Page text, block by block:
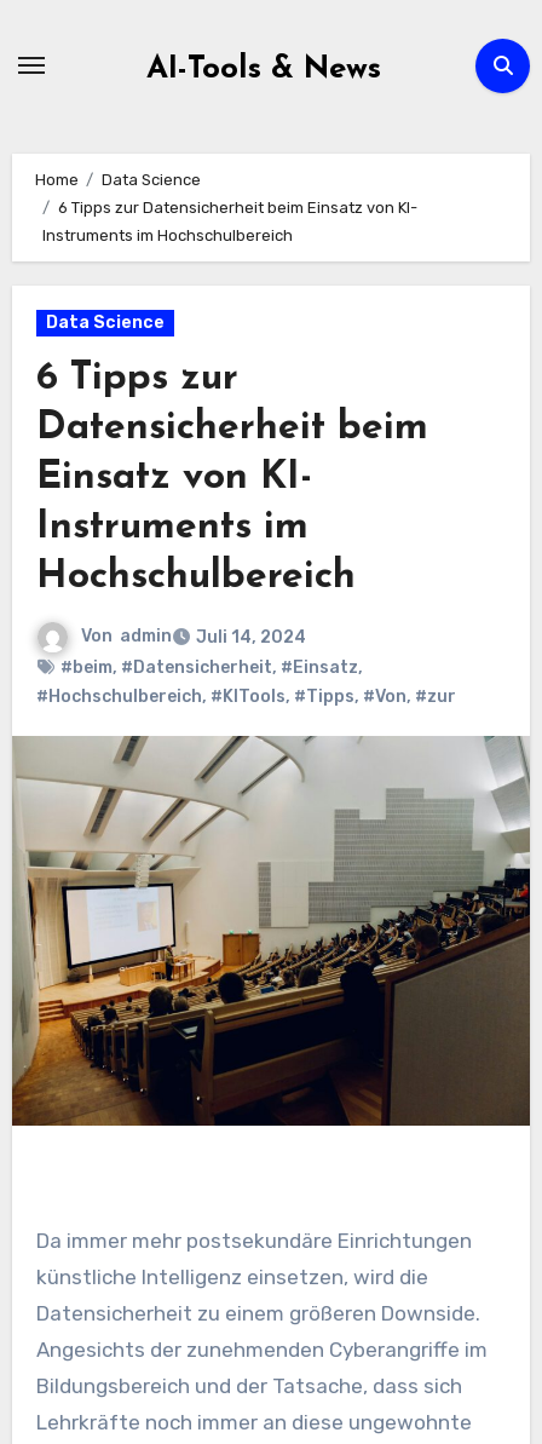
AI-Tools & News
Home
Data Science
6 Tipps zur Datensicherheit beim Einsatz von KI-
Instruments im Hochschulbereich
Data Science
6 Tipps zur
Datensicherheit beim
Einsatz von KI-
Instruments im
Hochschulbereich
Von admin
Juli 14, 2024
#beim, #Datensicherheit, #Einsatz,
#Hochschulbereich, #KITools, #Tipps, #Von, #zur
Da immer mehr postsekundäre Einrichtungen
künstliche Intelligenz einsetzen, wird die
Datensicherheit zu einem größeren Downside.
Angesichts der zunehmenden Cyberangriffe im
Bildungsbereich und der Tatsache, dass sich
Lehrkräfte noch immer an diese ungewohnte